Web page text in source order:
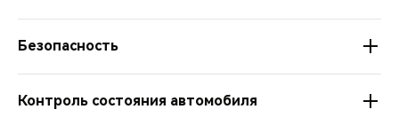
Автозапуск из любой точки мира.
Настройка расписания и длительности работы
Управление подогревом руля и сидений, зеркал и
Безопасность
Управление центральным замком дистанционно.
Контроль состояния автомобиля